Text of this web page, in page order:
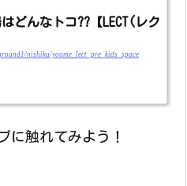
どんなトコ??【LECT(レク
nishiku/youme_lect_pre_kids_space
触れてみよう！